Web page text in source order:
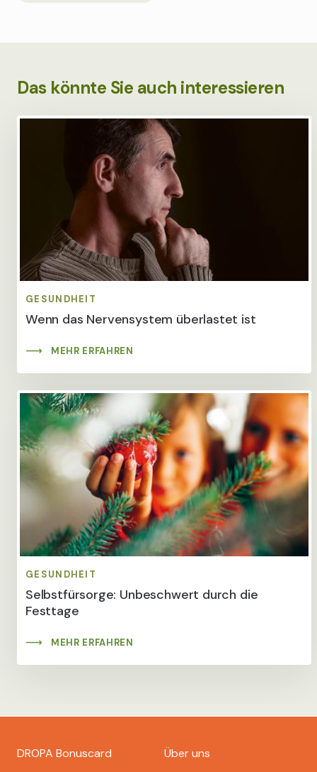
Das könnte Sie auch interessieren
GESUNDHEIT
Wenn das Nervensystem überlastet ist
MEHR ERFAHREN
GESUNDHEIT
Selbstfürsorge: Unbeschwert durch die
Festtage
MEHR ERFAHREN
Footer
DROPA Bonuscard Über uns